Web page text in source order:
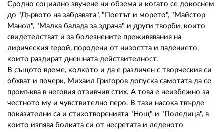
Сродно социално звучене ни обзема и когато се докоснем
до "Дървото на забравата", "Поетът и морето", "Майстор
Манол", "Малка балада за здрача" и други творби, които
свидетелстват и за болезнените преживявания на
лирическия герой, породени от низостта и падението,
които раздират днешната действителност.
В същото време, колкото и да е различен с творческия си
обхват и почерк, Михаил Григоров допуска самотата да се
промъква в неговия отзивчив стих. А това е неизбежно за
честното му и чувствително перо. В тази насока твърде
показателни са и стихотворенията "Нощ" и "Поледица", в
които изпява болката си от несретата и леденото